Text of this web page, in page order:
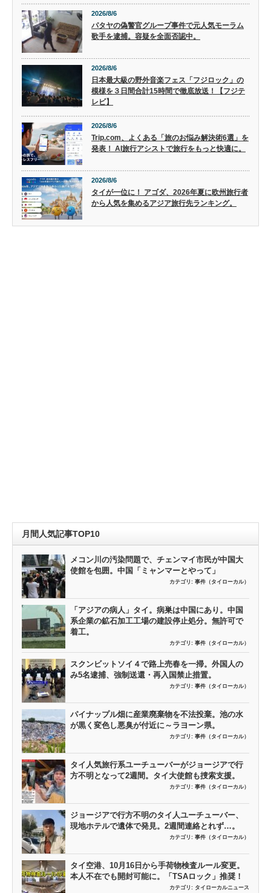
2026/8/6
パタヤの偽警官グループ事件で元人気モーラム
歌手を逮捕。容疑を全面否認中。
2026/8/6
日本最大級の野外音楽フェス「フジロック」の
模様を３日間合計15時間で徹底放送！【フジテ
レビ】
2026/8/6
Trip.com、よくある「旅のお悩み解決術6選」を
発表！ AI旅行アシストで旅行をもっと快適に。
2026/8/6
タイが一位に！ アゴダ、2026年夏に欧州旅行者
から人気を集めるアジア旅行先ランキング。
月間人気記事TOP10
メコン川の汚染問題で、チェンマイ市民が中国大
使館を包囲。中国「ミャンマーとやって」
カテゴリ: 事件（タイローカル）
「アジアの病人」タイ。病巣は中国にあり。中国
系企業の鉱石加工工場の建設停止処分。無許可で
着工。
カテゴリ: 事件（タイローカル）
スクンビットソイ４で路上売春を一掃。外国人の
み5名逮捕、強制送還・再入国禁止措置。
カテゴリ: 事件（タイローカル）
パイナップル畑に産業廃棄物を不法投棄。池の水
が黒く変色し悪臭が付近に～ラヨーン県。
カテゴリ: 事件（タイローカル）
タイ人気旅行系ユーチューバーがジョージアで行
方不明となって2週間。タイ大使館も捜索支援。
カテゴリ: 事件（タイローカル）
ジョージアで行方不明のタイ人ユーチューバー、
現地ホテルで遺体で発見。2週間連絡とれず…。
カテゴリ: 事件（タイローカル）
タイ空港、10月16日から手荷物検査ルール変更。
本人不在でも開封可能に。「TSAロック」推奨！
カテゴリ: タイローカルニュース